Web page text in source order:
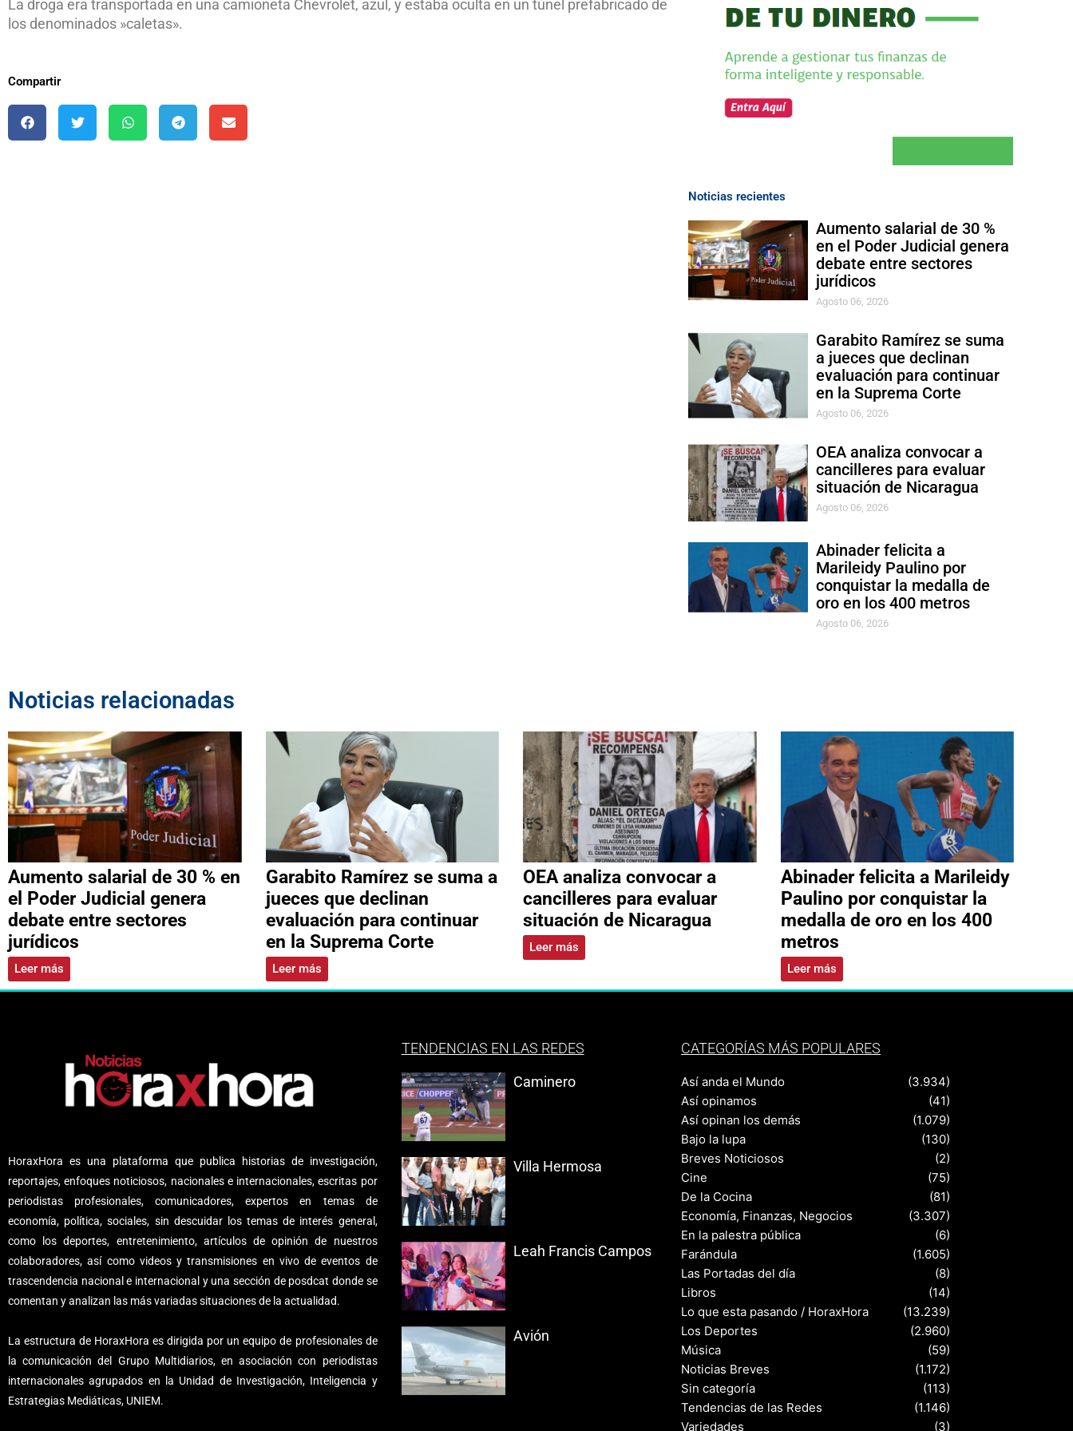
La droga era transportada en una camioneta Chevrolet, azul, y estaba oculta en un túnel prefabricado de
los denominados »caletas».
Compartir
Noticias recientes
Aumento salarial de 30 %
en el Poder Judicial genera
debate entre sectores
jurídicos
Agosto 06, 2026
Garabito Ramírez se suma
a jueces que declinan
evaluación para continuar
en la Suprema Corte
Agosto 06, 2026
OEA analiza convocar a
cancilleres para evaluar
situación de Nicaragua
Agosto 06, 2026
Abinader felicita a
Marileidy Paulino por
conquistar la medalla de
oro en los 400 metros
Agosto 06, 2026
Noticias relacionadas
Aumento salarial de 30 % en
el Poder Judicial genera
debate entre sectores
jurídicos
Leer más
Garabito Ramírez se suma a
jueces que declinan
evaluación para continuar
en la Suprema Corte
Leer más
OEA analiza convocar a
cancilleres para evaluar
situación de Nicaragua
Leer más
Abinader felicita a Marileidy
Paulino por conquistar la
medalla de oro en los 400
metros
Leer más
HoraxHora es una plataforma que publica historias de investigación,
reportajes, enfoques noticiosos, nacionales e internacionales, escritas por
periodistas profesionales, comunicadores, expertos en temas de
economía, política, sociales, sin descuidar los temas de interés general,
como los deportes, entretenimiento, artículos de opinión de nuestros
colaboradores, así como videos y transmisiones en vivo de eventos de
trascendencia nacional e internacional y una sección de posdcat donde se
comentan y analizan las más variadas situaciones de la actualidad.
La estructura de HoraxHora es dirigida por un equipo de profesionales de
la comunicación del Grupo Multidiarios, en asociación con periodistas
internacionales agrupados en la Unidad de Investigación, Inteligencia y
Estrategias Mediáticas, UNIEM.
TENDENCIAS EN LAS REDES
Caminero
Villa Hermosa
Leah Francis Campos
Avión
CATEGORÍAS MÁS POPULARES
Así anda el Mundo
(3.934)
Así opinamos
(41)
Así opinan los demás
(1.079)
Bajo la lupa
(130)
Breves Noticiosos
(2)
Cine
(75)
De la Cocina
(81)
Economía, Finanzas, Negocios
(3.307)
En la palestra pública
(6)
Farándula
(1.605)
Las Portadas del día
(8)
Libros
(14)
Lo que esta pasando / HoraxHora
(13.239)
Los Deportes
(2.960)
Música
(59)
Noticias Breves
(1.172)
Sin categoría
(113)
Tendencias de las Redes
(1.146)
Variedades
(3)